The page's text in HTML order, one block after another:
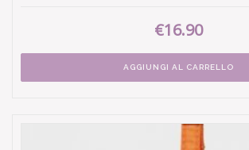
€16.90
AGGIUNGI AL CARRELLO